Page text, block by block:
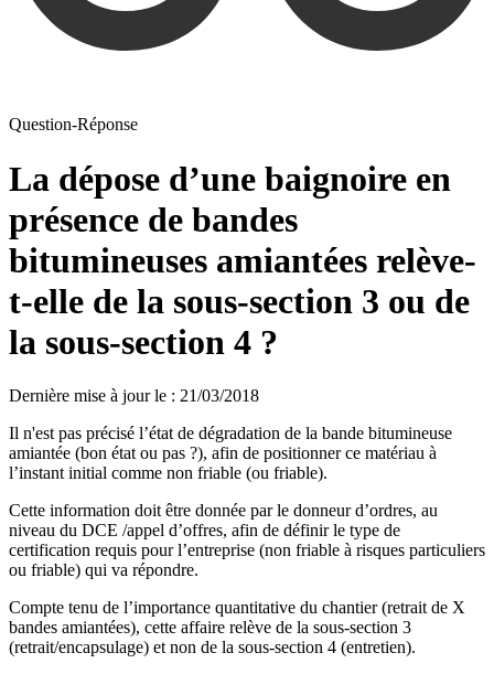
Question-Réponse
La dépose d’une baignoire en
présence de bandes
bitumineuses amiantées relève-
t-elle de la sous-section 3 ou de
la sous-section 4 ?
Dernière mise à jour le : 21/03/2018
Il n'est pas précisé l’état de dégradation de la bande bitumineuse
amiantée (bon état ou pas ?), afin de positionner ce matériau à
l’instant initial comme non friable (ou friable).
Cette information doit être donnée par le donneur d’ordres, au
niveau du DCE /appel d’offres, afin de définir le type de
certification requis pour l’entreprise (non friable à risques particuliers
ou friable) qui va répondre.
Compte tenu de l’importance quantitative du chantier (retrait de X
bandes amiantées), cette affaire relève de la sous-section 3
(retrait/encapsulage) et non de la sous-section 4 (entretien).